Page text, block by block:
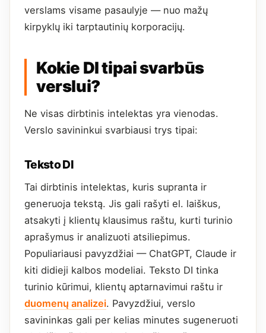
verslams visame pasaulyje — nuo mažų
kirpyklų iki tarptautinių korporacijų.
Kokie DI tipai svarbūs
verslui?
Ne visas dirbtinis intelektas yra vienodas.
Verslo savininkui svarbiausi trys tipai:
Teksto DI
Tai dirbtinis intelektas, kuris supranta ir
generuoja tekstą. Jis gali rašyti el. laiškus,
atsakyti į klientų klausimus raštu, kurti turinio
aprašymus ir analizuoti atsiliepimus.
Populiariausi pavyzdžiai — ChatGPT, Claude ir
kiti didieji kalbos modeliai. Teksto DI tinka
turinio kūrimui, klientų aptarnavimui raštu ir
duomenų analizei. Pavyzdžiui, verslo
savininkas gali per kelias minutes sugeneruoti